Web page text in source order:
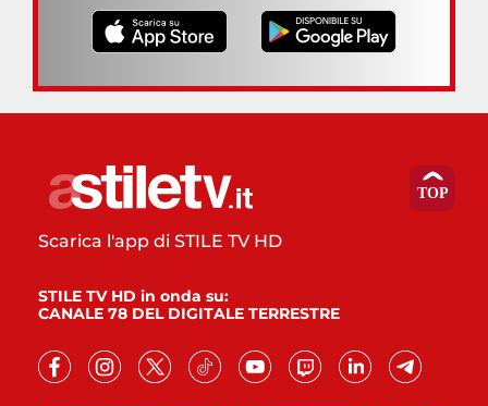
Scarica l'app di STILE TV HD
STILE TV HD in onda su:
CANALE 78 DEL DIGITALE TERRESTRE